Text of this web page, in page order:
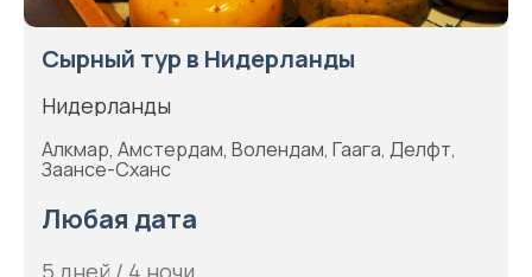
Сырный тур в Нидерланды
Нидерланды
Алкмар, Амстердам, Волендам, Гаага, Делфт,
Заансе-Сханс
Любая дата